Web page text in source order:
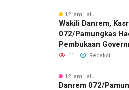
ISTIMEWA
12 jam lalu
Wakili Danrem,
072/Pamungkas
Pembukaan
Procurement Forum
11 Redaksi
12 jam lalu
Danrem 072/